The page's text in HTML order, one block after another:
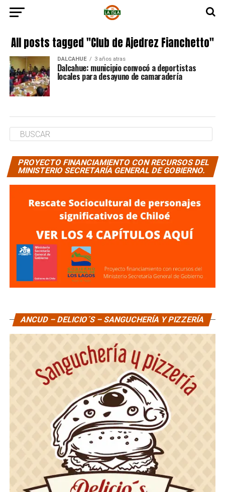
All posts tagged "Club de Ajedrez Fianchetto"
DALCAHUE 3 años atras
Dalcahue: municipio convocó a deportistas
locales para desayuno de camaradería
PROYECTO FINANCIAMIENTO CON RECURSOS DEL
MINISTERIO SECRETARÍA GENERAL DE GOBIERNO.
ANCUD – DELICIO´S – SANGUCHERÍA Y PIZZERÍA